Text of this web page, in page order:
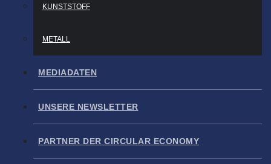
KUNSTSTOFF
METALL
MEDIADATEN
UNSERE NEWSLETTER
PARTNER DER CIRCULAR ECONOMY